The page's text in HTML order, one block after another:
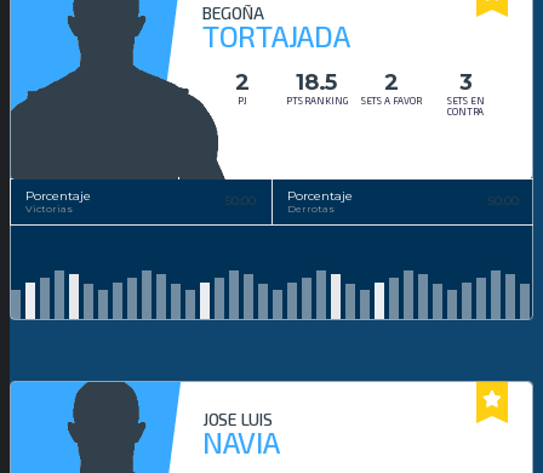
BEGOÑA
TORTAJADA
2
PJ
18.5
PTS RANKING
2
SETS A FAVOR
3
SETS EN
CONTRA
Porcentaje
Victorias 50.00 Porcentaje
Derrotas 50.00
JOSE LUIS
NAVIA